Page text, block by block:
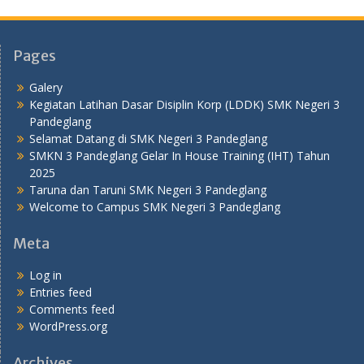
Pages
Galery
Kegiatan Latihan Dasar Disiplin Korp (LDDK) SMK Negeri 3
Pandeglang
Selamat Datang di SMK Negeri 3 Pandeglang
SMKN 3 Pandeglang Gelar In House Training (IHT) Tahun
2025
Taruna dan Taruni SMK Negeri 3 Pandeglang
Welcome to Campus SMK Negeri 3 Pandeglang
Meta
Log in
Entries feed
Comments feed
WordPress.org